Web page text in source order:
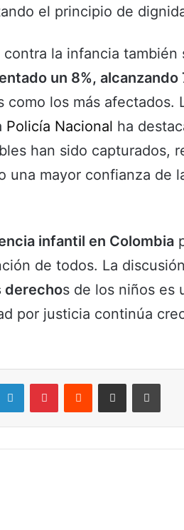
el principio de
la infancia también
un 8%,
como los más
Policía Nacional ha
han sido capturados,
una mayor confianza de
infantil en Colombia
de todos. La
derechos de los niños es
por justicia continúa
LinkedInPinterestReddit Compartir por correo electrónico